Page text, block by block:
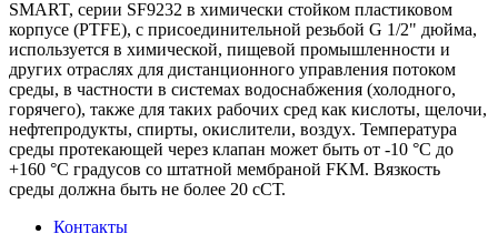
SMART, серии SF9232 в химически стойком пластиковом
корпусе (PTFE), с присоединительной резьбой G 1/2" дюйма,
используется в химической, пищевой промышленности и
других отраслях для дистанционного управления потоком
среды, в частности в системах водоснабжения (холодного,
горячего), также для таких рабочих сред как кислоты, щелочи,
нефтепродукты, спирты, окислители, воздух. Температура
среды протекающей через клапан может быть от -10 °С до
+160 °С градусов со штатной мембраной FKM. Вязкость
среды должна быть не более 20 сСТ.
Контакты